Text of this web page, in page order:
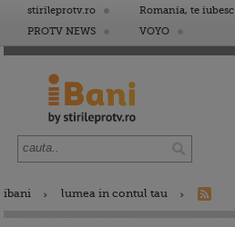
stirileprotv.ro Romania, te iubesc
PROTV NEWS
VOYO
ibani lumea in contul tau